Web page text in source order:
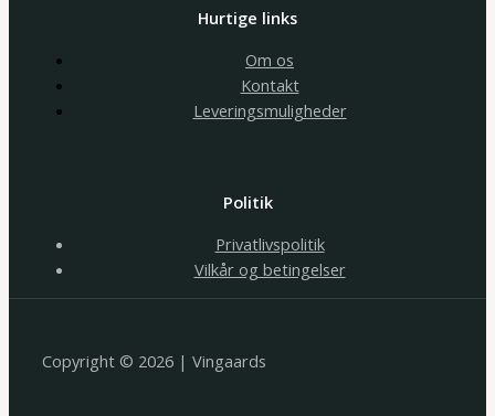
Hurtige links
Om os
Kontakt
Leveringsmuligheder
Politik
Privatlivspolitik
Vilkår og betingelser
Copyright © 2026 | Vingaards